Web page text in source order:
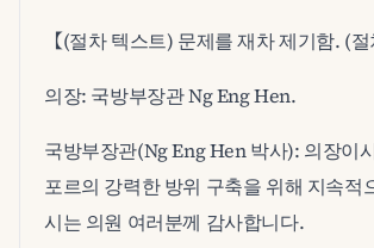
【(절차 텍스트) 문제를 재차 제기함. (절
의장: 국방부장관 Ng Eng Hen.
국방부장관(Ng Eng Hen 박사): 의장이
포르의 강력한 방위 구축을 위해 지속적
시는 의원 여러분께 감사합니다.